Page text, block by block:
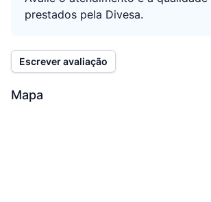
prestados pela Divesa.
Escrever avaliação
Mapa